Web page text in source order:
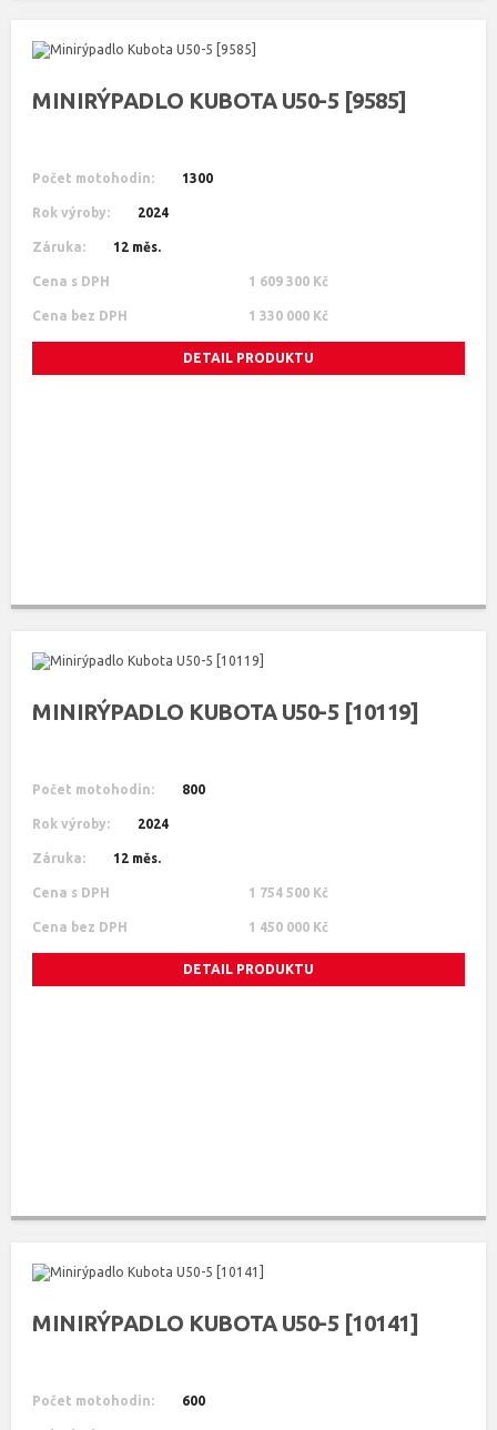
MINIRÝPADLO KUBOTA U50-5 [9585]
Počet motohodin: 1300
Rok výroby: 2024
Záruka: 12 měs.
Cena s DPH 1 609 300 Kč
Cena bez DPH 1 330 000 Kč
DETAIL PRODUKTU
MINIRÝPADLO KUBOTA U50-5 [10119]
Počet motohodin: 800
Rok výroby: 2024
Záruka: 12 měs.
Cena s DPH 1 754 500 Kč
Cena bez DPH 1 450 000 Kč
DETAIL PRODUKTU
MINIRÝPADLO KUBOTA U50-5 [10141]
Počet motohodin: 600